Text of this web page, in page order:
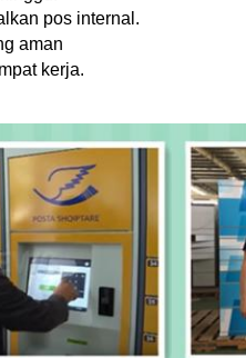
pos internal.
aman
kerja.